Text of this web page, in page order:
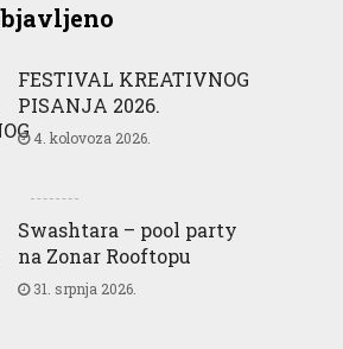
FESTIVAL KREATIVNOG
PISANJA 2026.
4. kolovoza 2026.
Swashtara – pool party
na Zonar Rooftopu
31. srpnja 2026.